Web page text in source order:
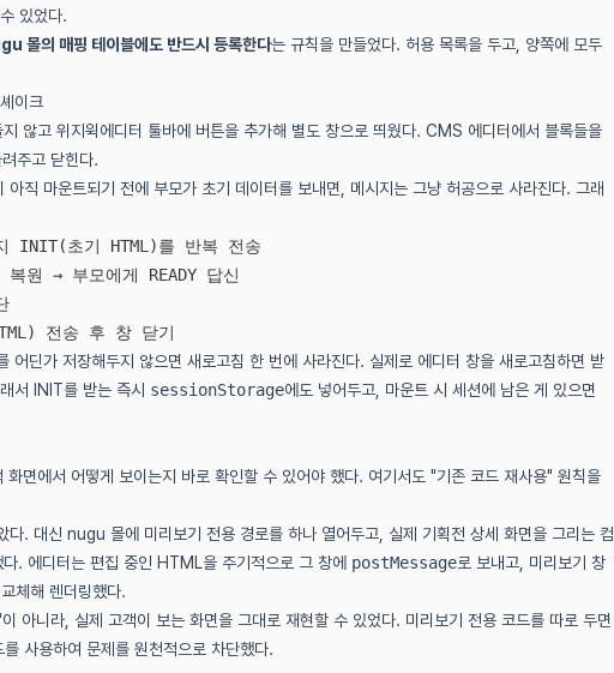
있었다.
몰의 매핑 테이블에도 반드시 등록한다는 규칙을 만들었다. 허용 목록을 두고, 양쪽에 모두
이크
않고 위지윅에디터 툴바에 버튼을 추가해 별도 창으로 띄웠다. CMS 에디터에서 블록들을
주고 닫힌다.
아직 마운트되기 전에 부모가 초기 데이터를 보내면, 메시지는 그냥 허공으로 사라진다. 그래
INIT(초기 HTML)를 반복 전송
원 → 부모에게 READY 답신
전송 후 창 닫기
어딘가 저장해두지 않으면 새로고침 한 번에 사라진다. 실제로 에디터 창을 새로고침하면 받
서 INIT를 받는 즉시 sessionStorage에도 넣어두고, 마운트 시 세션에 남은 게 있으면
면에서 어떻게 보이는지 바로 확인할 수 있어야 했다. 여기서도 "기존 코드 재사용" 원칙을
다. 대신 nugu 몰에 미리보기 전용 경로를 하나 열어두고, 실제 기획전 상세 화면을 그리는 컴
. 에디터는 편집 중인 HTML을 주기적으로 그 창에 postMessage로 보내고, 미리보기 창
체해 렌더링했다.
아니라, 실제 고객이 보는 화면을 그대로 재현할 수 있었다. 미리보기 전용 코드를 따로 두면
사용하여 문제를 원천적으로 차단했다.